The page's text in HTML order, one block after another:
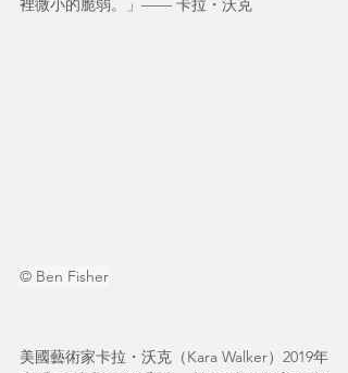
裡微小的脆弱。」—— 卡拉・沃克
© Ben Fisher
美國藝術家卡拉・沃克（Kara Walker）2019年